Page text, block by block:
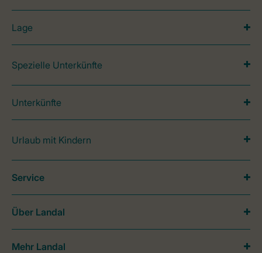
Lage
Spezielle Unterkünfte
Unterkünfte
Urlaub mit Kindern
Service
Über Landal
Mehr Landal